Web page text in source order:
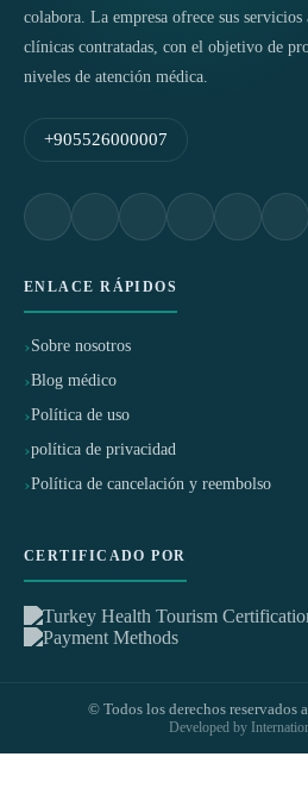
colabora. La empresa ofrece sus servicios
clínicas contratadas, con el objetivo de
niveles de atención médica.
+905526000007
ENLACE RÁPIDOS
Sobre nosotros
Blog médico
Política de uso
política de privacidad
Política de cancelación y reembolso
CERTIFICADO POR
© Todos los derechos
Developed by